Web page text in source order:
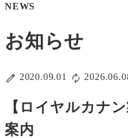
NEWS
お知らせ
2020.09.01
【ロイヤルカナ
案内